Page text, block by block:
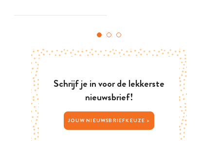
Schrijf je in voor de lekkerste
nieuwsbrief!
JOUW NIEUWSBRIEFKEUZE >